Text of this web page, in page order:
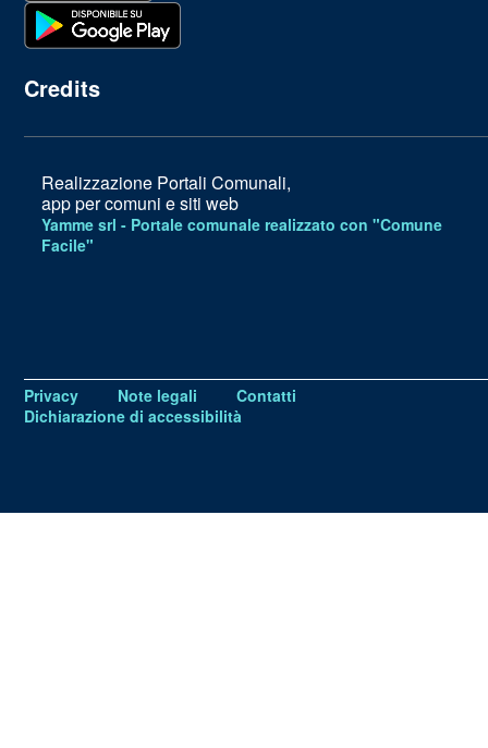
Credits
Realizzazione Portali Comunali,
app per comuni e siti web
Yamme srl - Portale comunale realizzato con "Comune
Facile"
Privacy Note legali
Contatti
Dichiarazione di accessibilità